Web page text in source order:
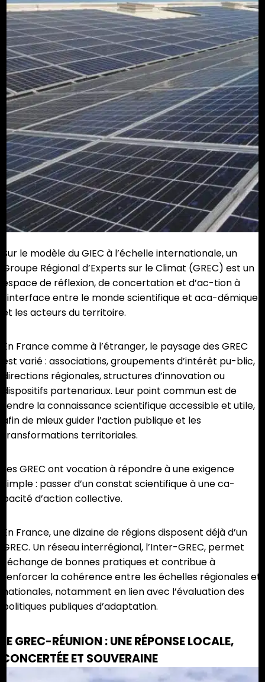
Sur le modèle du GIEC à l’échelle internationale, un
Groupe Régional d’Experts sur le Climat (GREC) est un
espace de réflexion, de concertation et d’ac-tion à
l’interface entre le monde scientifique et aca-démique
et les acteurs du territoire.
En France comme à l’étranger, le paysage des GREC
est varié : associations, groupements d’intérêt pu-blic,
directions régionales, structures d’innovation ou
dispositifs partenariaux. Leur point commun est de
rendre la connaissance scientifique accessible et utile,
afin de mieux guider l’action publique et les
transformations territoriales.
Les GREC ont vocation à répondre à une exigence
simple : passer d’un constat scientifique à une ca-
pacité d’action collective.
En France, une dizaine de régions disposent déjà d’un
GREC. Un réseau interrégional, l’Inter-GREC, permet
l’échange de bonnes pratiques et contribue à
renforcer la cohérence entre les échelles régionales et
nationales, notamment en lien avec l’évaluation des
politiques publiques d’adaptation.
LE GREC-RÉUNION : UNE RÉPONSE LOCALE,
CONCERTÉE ET SOUVERAINE